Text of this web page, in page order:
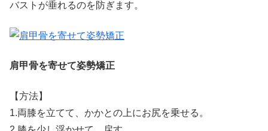
バストが垂れるのを防ぎます。
肩甲骨を寄せて姿勢矯正
【方法】
1.両膝を立てて、かかとの上にお尻を乗せる。